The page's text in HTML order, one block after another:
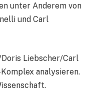
unter Anderem von
und Carl
Doris Liebscher/Carl
analysieren.